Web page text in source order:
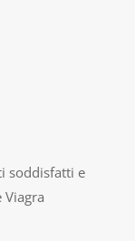
soddisfatti e